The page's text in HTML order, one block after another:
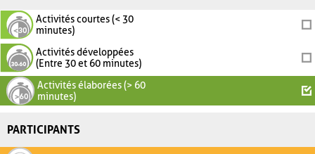
Activités courtes (< 30
minutes)
Activités développées
(Entre 30 et 60 minutes)
Activités élaborées (> 60
minutes)
PARTICIPANTS